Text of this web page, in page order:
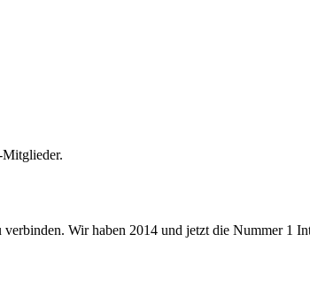
Wir haben 2014 und jetzt die Nummer 1